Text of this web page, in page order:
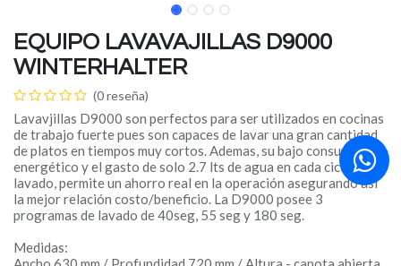
EQUIPO LAVAVAJILLAS D9000
WINTERHALTER
(0 reseña)
Lavavjillas D9000 son perfectos para ser utilizados en cocinas
de trabajo fuerte pues son capaces de lavar una gran cantidad
de platos en tiempos muy cortos. Ademas, su bajo consumo
energético y el gasto de solo 2.7 lts de agua en cada ciclo de
lavado, permite un ahorro real en la operación asegurando así
la mejor relación costo/beneficio. La D9000 posee 3
programas de lavado de 40seg, 55 seg y 180 seg.
Medidas: